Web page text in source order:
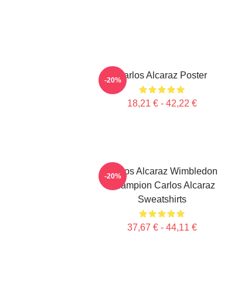
Carlos Alcaraz Poster
18,21 € - 42,22 €
-20%
Carlos Alcaraz Wimbledon
Champion Carlos Alcaraz
Sweatshirts
37,67 € - 44,11 €
-20%